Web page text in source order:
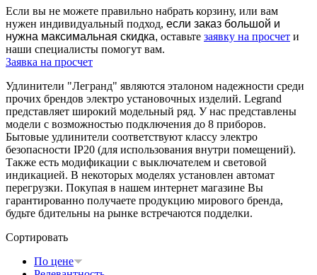
Если вы не можете правильно набрать корзину, или вам
нужен индивидуальный подход, если заказ большой и
нужна максимальная скидка, оставьте заявку на просчет и
наши специалисты помогут вам.
Заявка на просчет
Удлинители "Легранд" являются эталоном надежности среди
прочих брендов электро установочных изделий. Legrand
представляет широкий модельный ряд. У нас представлены
модели с возможностью подключения до 8 приборов.
Бытовые удлинители соответствуют классу электро
безопасности IP20 (для использования внутри помещений).
Также есть модификации с выключателем и световой
индикацией. В некоторых моделях установлен автомат
перегрузки. Покупая в нашем интернет магазине Вы
гарантированно получаете продукцию мирового бренда,
будьте бдительны на рынке встречаются подделки.
Сортировать
По цене